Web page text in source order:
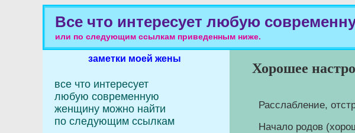
Все что интересует любую
или по следующим ссылкам приведенным ниже.
заметки моей жены
все что интересует
любую современную
женщину можно найти
по следующим ссылкам
Хорошее
Расслабление,
Начало родов